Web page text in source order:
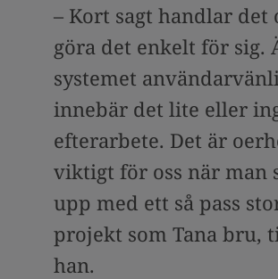
– Kort sagt handlar det
göra det enkelt för sig.
systemet
innebär det lite eller
efterarbete. Det är
viktigt för oss när man
upp med ett så pass
projekt som Tana bru,
han.